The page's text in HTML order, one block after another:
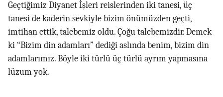
Geçtiğimiz Diyanet İşleri reislerinden iki tanesi, üç
tanesi de kaderin sevkiyle bizim önümüzden geçti,
imtihan ettik, talebemiz oldu. Çoğu talebemizdir. Demek
ki “Bizim din adamları” dediği aslında benim, bizim din
adamlarımız. Böyle iki türlü üç türlü ayrım yapmasına
lüzum yok.